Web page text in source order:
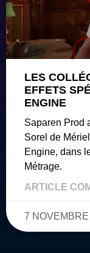
LES
EFFETS
ENGINE
Saparen Prod
Sorel de
Engine, dans
Métrage.
ARTICLE
7